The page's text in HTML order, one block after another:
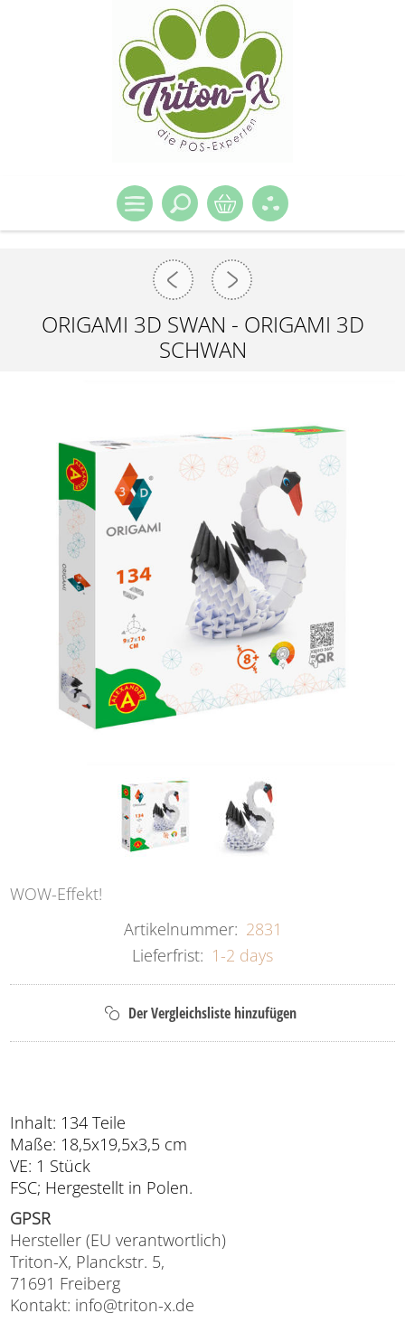
ORIGAMI 3D SWAN - ORIGAMI 3D
SCHWAN
WOW-Effekt!
Artikelnummer: 2831
Lieferfrist: 1-2 days
Inhalt: 134 Teile
Maße: 18,5x19,5x3,5 cm
VE: 1 Stück
FSC; Hergestellt in Polen.
GPSR
Hersteller (EU verantwortlich)
Triton-X, Planckstr. 5,
71691 Freiberg
Kontakt: info@triton-x.de